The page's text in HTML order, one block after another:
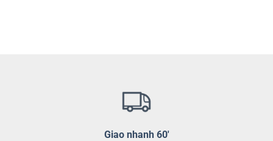
Giao nhanh 60'